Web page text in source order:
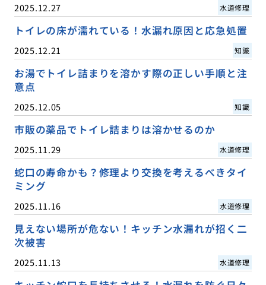
2025.12.27 水道修理
トイレの床が濡れている！水漏れ原因と応急処置
2025.12.21 知識
お湯でトイレ詰まりを溶かす際の正しい手順と注
意点
2025.12.05 知識
市販の薬品でトイレ詰まりは溶かせるのか
2025.11.29 水道修理
蛇口の寿命かも？修理より交換を考えるべきタイ
ミング
2025.11.16 水道修理
見えない場所が危ない！キッチン水漏れが招く二
次被害
2025.11.13 水道修理